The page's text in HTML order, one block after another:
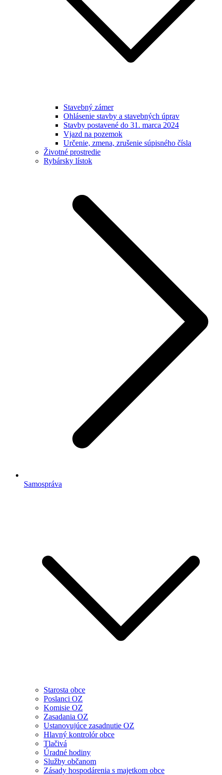
Stavebný zámer
Ohlásenie stavby a stavebných úprav
Stavby postavené do 31. marca 2024
Vjazd na pozemok
Určenie, zmena, zrušenie súpisného čísla
Životné prostredie
Rybársky lístok
Samospráva
Starosta obce
Poslanci OZ
Komisie OZ
Zasadania OZ
Ustanovujúce zasadnutie OZ
Hlavný kontrolór obce
Tlačivá
Úradné hodiny
Služby občanom
Zásady hospodárenia s majetkom obce